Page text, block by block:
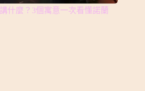
什麼？3個寓意一次看懂諾蘭